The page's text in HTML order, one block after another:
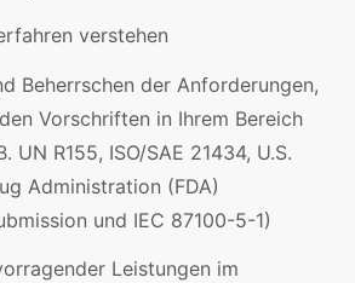
verstehen
Beherrschen der Anforderungen,
Vorschriften in Ihrem Bereich
UN R155, ISO/SAE 21434, U.S.
Administration (FDA)
und IEC 87100-5-1)
Leistungen im